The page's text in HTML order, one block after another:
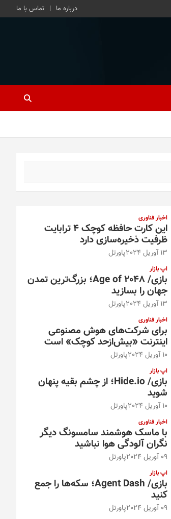
درباره ما تماس با ما
اخبار فناوری
این کارت حافظه کوچک ۴ ترابایت
ظرفیت ذخیره‌سازی دارد
13 آوریل 2024 پاورتل
اپ بازار
بازی/ Age of 2048؛ بزرگ‌ترین تمدن
جهان را بسازید
13 آوریل 2024 پاورتل
اخبار فناوری
برای شرکت‌های هوش مصنوعی
اینترنت «بیش‌از‌حد کوچک» است
10 آوریل 2024 پاورتل
اپ بازار
بازی/ Hide.io؛ از چشم بقیه پنهان
شوید
10 آوریل 2024 پاورتل
اخبار فناوری
با ماسک هوشمند سامسونگ دیگر
نگران آلودگی هوا نباشید
09 آوریل 2024 پاورتل
اپ بازار
بازی/ Agent Dash؛ سکه‌ها را جمع
کنید
09 آوریل 2024 پاورتل